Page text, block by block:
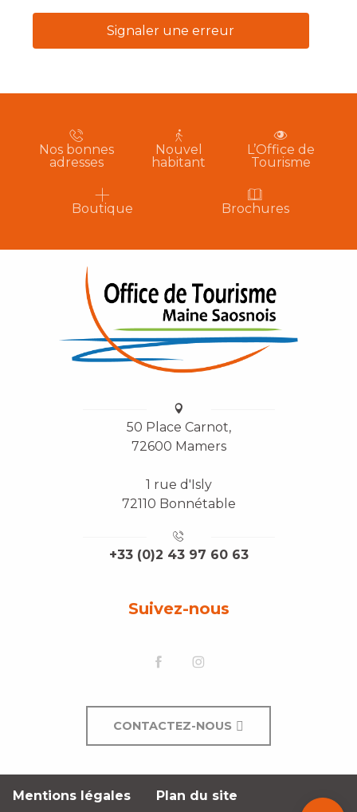
par email
Signaler une erreur
Nos bonnes
adresses
Nouvel
habitant
L’Office de
Tourisme
Boutique Brochures
50 Place Carnot,
72600 Mamers
1 rue d'Isly
72110 Bonnétable
+33 (0)2 43 97 60 63
Suivez-nous
CONTACTEZ-NOUS
Mentions légales Plan du site